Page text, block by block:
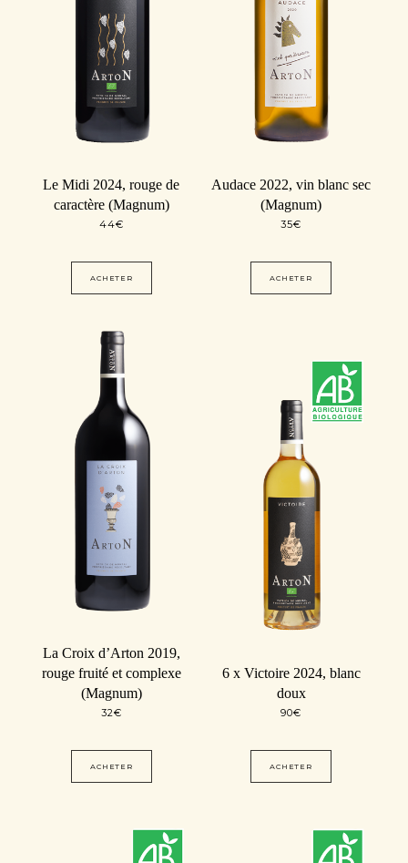
Le Midi 2024, rouge de
caractère (Magnum)
44€
ACHETER
Audace 2022, vin blanc sec
(Magnum)
35€
ACHETER
La Croix d’Arton 2019,
rouge fruité et complexe
(Magnum)
32€
ACHETER
6 x Victoire 2024, blanc
doux
90€
ACHETER